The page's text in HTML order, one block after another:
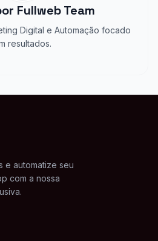
Fullweb Team
Digital e Automação focado
resultados.
e automatize seu
com a nossa